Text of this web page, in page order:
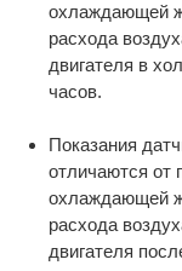
охлаждающей
расхода
двигателя в
часов.
Показания
отличаются от
охлаждающей
расхода
двигателя